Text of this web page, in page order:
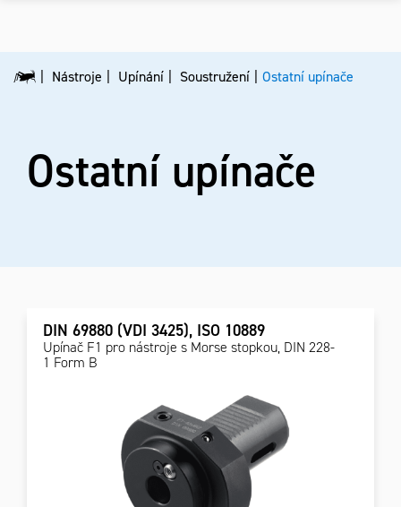
Nástroje Upínání Soustružení Ostatní upínače
Ostatní upínače
DIN 69880 (VDI 3425), ISO 10889
Upínač F1 pro nástroje s Morse stopkou, DIN 228-
1 Form B